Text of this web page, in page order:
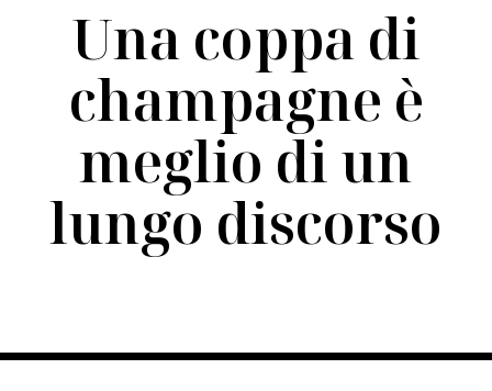
Una coppa di
champagne è
meglio di un
lungo discorso